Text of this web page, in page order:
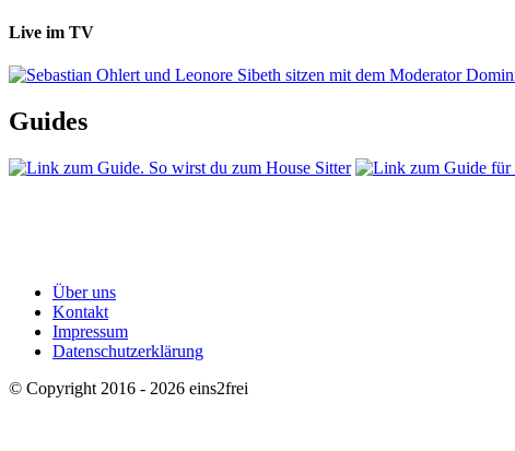
Live im TV
Guides
Über uns
Kontakt
Impressum
Datenschutzerklärung
© Copyright 2016 - 2026 eins2frei